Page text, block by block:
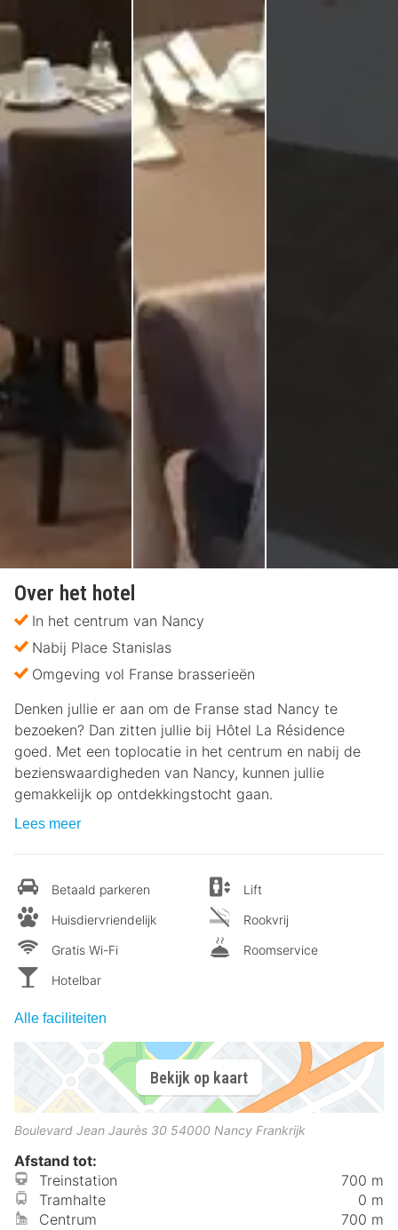
Over het hotel
In het centrum van Nancy
Nabij Place Stanislas
Omgeving vol Franse brasserieën
Denken jullie er aan om de Franse stad Nancy te
bezoeken? Dan zitten jullie bij Hôtel La Résidence
goed. Met een toplocatie in het centrum en nabij de
bezienswaardigheden van Nancy, kunnen jullie
gemakkelijk op ontdekkingstocht gaan.
Lees meer
Betaald parkeren
Huisdiervriendelijk
Gratis Wi-Fi
Hotelbar
Lift
Rookvrij
Roomservice
Alle faciliteiten
Bekijk op kaart
Boulevard Jean Jaurès 30 54000 Nancy Frankrijk
Afstand tot:
Treinstation
700 m
Tramhalte
0 m
Centrum
700 m